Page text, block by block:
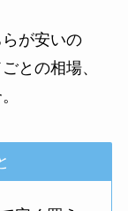
が安いの
との相場、